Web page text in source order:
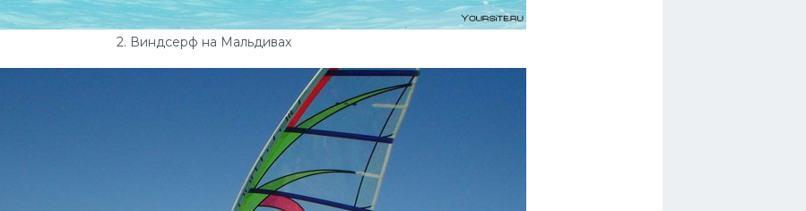
2. Виндсерф на Мальдивах